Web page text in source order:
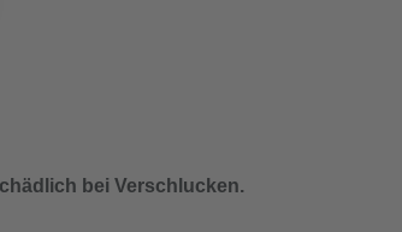
bei Verschlucken.